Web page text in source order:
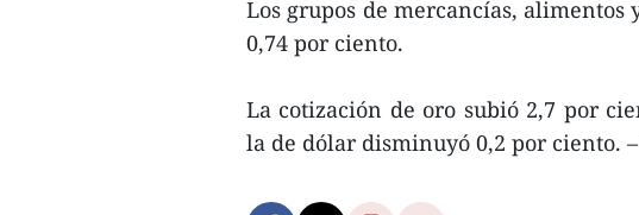
Los grupos de mercancías,
0,74 por ciento.
La cotización de oro subió 2,7 por
la de dólar disminuyó 0,2 por ciento.